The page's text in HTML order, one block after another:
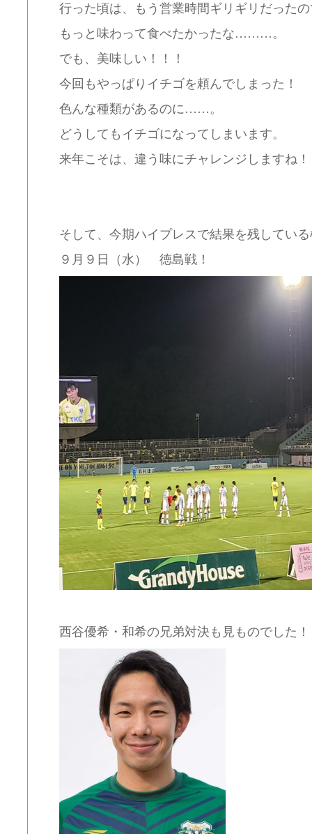
行った頃は、もう営業時間ギリギリだった
もっと味わって食べたかったな………。
でも、美味しい！！！
今回もやっぱりイチゴを頼んでしまった！
色んな種類があるのに……。
どうしてもイチゴになってしまいます。
来年こそは、違う味にチャレンジしますね！
そして、今期ハイプレスで結果を残してい
９月９日（水） 徳島戦！
西谷優希・和希の兄弟対決も見ものでした！